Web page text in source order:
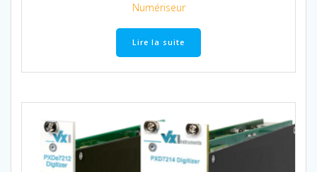
Numériseur
Lire la suite